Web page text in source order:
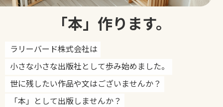
「本」作ります。
ラリーバード株式会社は
小さな小さな出版社として歩み始めました。
世に残したい作品や文はございませんか？
「本」として出版しませんか？